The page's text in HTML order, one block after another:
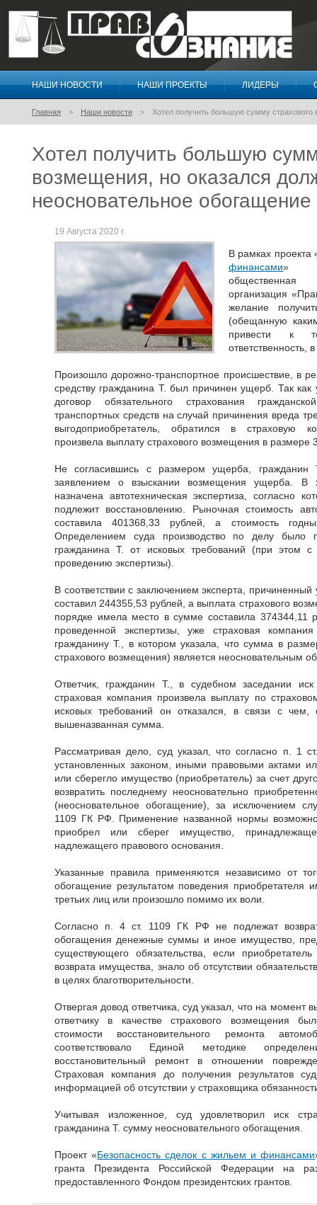
Правосознание
НАШИ НОВОСТИ НАШИ ПРОЕКТЫ ЛИДЕРЫ
Главная Наши новости Хотел получить большую сумму страхового
Хотел получить большую
возмещения, но оказался
неосновательное обогащение
19 Августа 2020 г.
В рамках проекта
финансами»
общественная
организация
желание
(обещанную
привести к
Произошло дорожно-транспортное происшествие, в
средству гражданина Т. был причинен ущерб. Так
договор обязательного страхования
транспортных средств на случай причинения вреда
выгодоприобретатель, обратился в страховую
произвела выплату страхового возмещения в размере
Не согласившись с размером ущерба,
заявлением о взыскании возмещения ущерба. В
назначена автотехническая экспертиза, согласно
подлежит восстановлению. Рыночная стоимость
составила 401368,33 рублей, а стоимость
Определением суда производство по делу было
гражданина Т. от исковых требований (при этом
проведению экспертизы).
В соответствии с заключением эксперта,
составил 244355,53 рублей, а выплата страхового
порядке имела место в сумме составила 374344,11
проведенной экспертизы, уже страховая
гражданину Т., в котором указала, что сумма в
страхового возмещения) является неосновательным
Ответчик, гражданин Т., в судебном заседании
страховая компания произвела выплату по
исковых требований он отказался, в связи с
вышеназванная сумма.
Рассматривая дело, суд указал, что согласно п. 1
установленных законом, иными правовыми актами
или сберегло имущество (приобретатель) за счет
возвратить последнему неосновательно
(неосновательное обогащение), за исключением
1109 ГК РФ. Применение названной нормы
приобрел или сберег имущество,
надлежащего правового основания.
Указанные правила применяются независимо от
обогащение результатом поведения приобретателя
третьих лиц или произошло помимо их воли.
Согласно п. 4 ст. 1109 ГК РФ не подлежат
обогащения денежные суммы и иное имущество,
существующего обязательства, если
возврата имущества, знало об отсутствии
в целях благотворительности.
Отвергая довод ответчика, суд указал, что на момент
ответчику в качестве страхового возмещения
стоимости восстановительного ремонта
соответствовало Единой методике
восстановительный ремонт в отношении
Страховая компания до получения результатов
информацией об отсутствии у страховщика
Учитывая изложенное, суд удовлетворил иск
гражданина Т. сумму неосновательного обогащения.
Проект «Безопасность сделок с жильем и финансами
гранта Президента Российской Федерации на
предоставленного Фондом президентских грантов.